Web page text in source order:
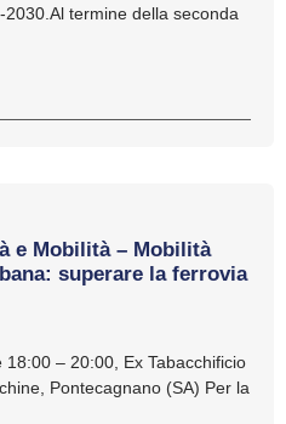
termine della seconda
e Mobilità – Mobilità
superare la ferrovia
– 20:00, Ex Tabacchificio
Pontecagnano (SA) Per la